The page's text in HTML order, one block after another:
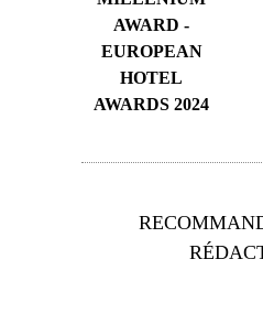
AWARD -
EUROPEAN
HOTEL
AWARDS 2024